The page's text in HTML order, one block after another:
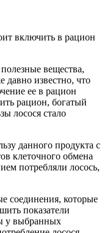
включить в рацион
вещества,
давно известно, что
ее в рацион
рацион, богатый
лосося стало
данного продукта с
клеточного обмена
потребляли лосось,
соединения, которые
показатели
у выбранных